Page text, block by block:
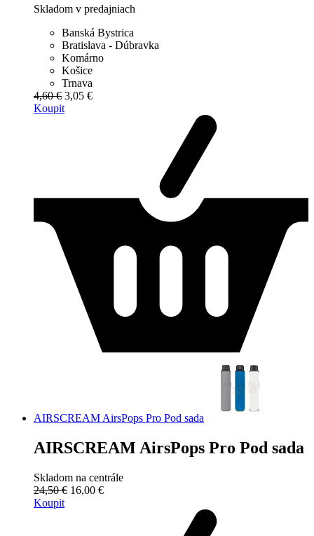
Skladom v predajniach
Banská Bystrica
Bratislava - Dúbravka
Komárno
Košice
Trnava
4,60 € 3,05 €
Koupit
AIRSCREAM AirsPops Pro Pod sada
AIRSCREAM AirsPops Pro Pod sada
Skladom na centrále
24,50 € 16,00 €
Koupit